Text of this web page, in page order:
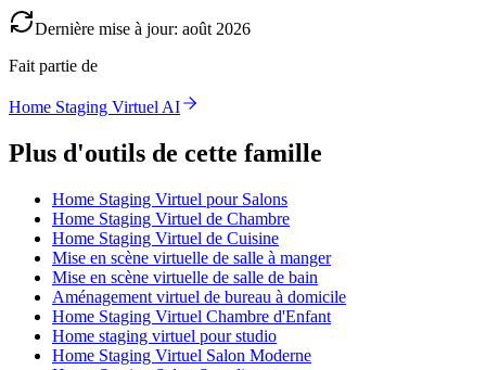
Dernière mise à jour: août 2026
Fait partie de
Home Staging Virtuel AI
Plus d'outils de cette famille
Home Staging Virtuel pour Salons
Home Staging Virtuel de Chambre
Home Staging Virtuel de Cuisine
Mise en scène virtuelle de salle à manger
Mise en scène virtuelle de salle de bain
Aménagement virtuel de bureau à domicile
Home Staging Virtuel Chambre d'Enfant
Home staging virtuel pour studio
Home Staging Virtuel Salon Moderne